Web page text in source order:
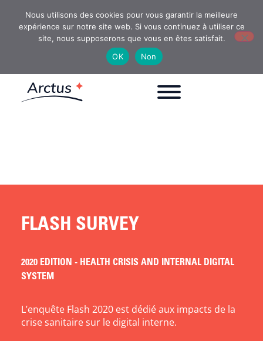
FLASH SURVEY
2020 EDITION - HEALTH CRISIS AND INTERNAL DIGITAL
SYSTEM
L’enquête Flash 2020 est dédié aux impacts de la
crise sanitaire sur le digital interne.
Nous utilisons des cookies pour vous garantir la meilleure
expérience sur notre site web. Si vous continuez à utiliser ce
site, nous supposerons que vous en êtes satisfait.
OK
Non